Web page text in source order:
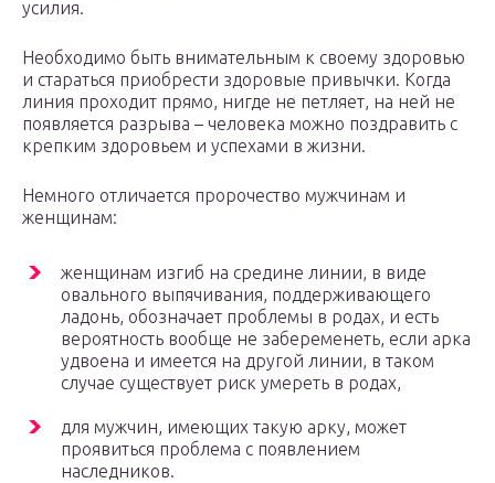
усилия.
Необходимо быть внимательным к своему здоровью
и стараться приобрести здоровые привычки. Когда
линия проходит прямо, нигде не петляет, на ней не
появляется разрыва – человека можно поздравить с
крепким здоровьем и успехами в жизни.
Немного отличается пророчество мужчинам и
женщинам:
женщинам изгиб на средине линии, в виде
овального выпячивания, поддерживающего
ладонь, обозначает проблемы в родах, и есть
вероятность вообще не забеременеть, если арка
удвоена и имеется на другой линии, в таком
случае существует риск умереть в родах,
для мужчин, имеющих такую арку, может
проявиться проблема с появлением
наследников.